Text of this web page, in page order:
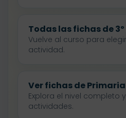
Todas las fichas de
Vuelve al curso para
actividad.
Ver fichas de Primaria
Explora el nivel completo
actividades.